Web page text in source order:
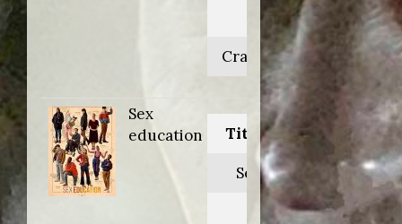
Regia di:
Craig Siebels/vari
Sex
education
Titolo originale:
Sex education
Anno: